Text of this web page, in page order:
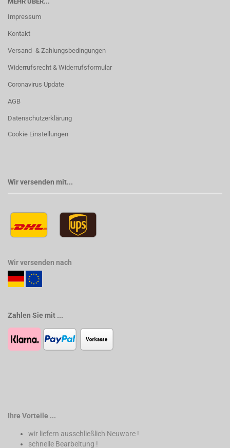
Impressum
Kontakt
Versand- & Zahlungsbedingungen
Widerrufsrecht & Widerrufsformular
Coronavirus Update
AGB
Datenschutzerklärung
Cookie Einstellungen
Wir versenden mit...
Wir versenden nach
Zahlen Sie mit ...
Ihre Vorteile ...
wir liefern ausschließlich Neuware !
schnelle Bearbeitung !